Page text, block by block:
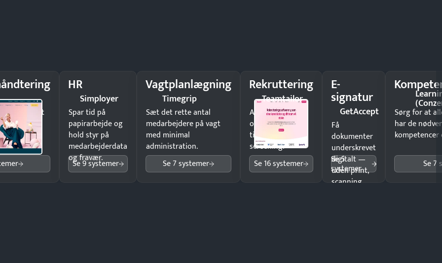
underskrift
ingen
HR
Simployer
Spar tid på
papirarbejde og
hold styr på
medarbejderdata
og fravær.
Se 9 systemer
Vagtplanlægning
Timegrip
Sæt det rette antal
medarbejdere på vagt
med minimal
administration.
Se 7 systemer
Rekruttering
Teamtailor
Ansæt hurtigere
og brug færre
timer på manuel
screening.
Se 16 systemer
E-
signatur
GetAccept
Få
dokumenter
underskrevet
digitalt —
uden print,
scanning
Se 5
systemer
Sørg for at
har de
Se 7